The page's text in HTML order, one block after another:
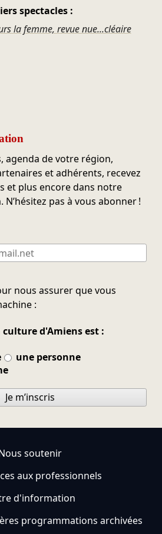
spectacles :
la femme, revue nue...cléaire
agenda de votre région,
et adhérents, recevez
et plus encore dans notre
pas à vous abonner !
nous assurer que vous
:
culture d'Amiens est :
une personne
Je m’inscris
soutenir
aux professionnels
d'information
programmations archivées